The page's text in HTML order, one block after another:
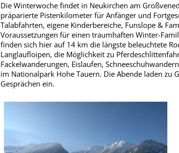
Die Winterwoche findet in Neukirchen am
präparierte Pistenkilometer für Anfänger und
Talabfahrten, eigene Kinderbereiche, Funslope &
Voraussetzungen für einen traumhaften Winter-
finden sich hier auf 14 km die längste beleuchtete
Langlaufloipen, die Möglichkeit zu
Fackelwanderungen, Eislaufen,
im Nationalpark Hohe Tauern. Die Abende laden zu
Gesprächen ein.